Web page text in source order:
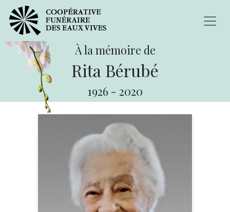
À la mémoire de
Rita Bérubé
1926 - 2020